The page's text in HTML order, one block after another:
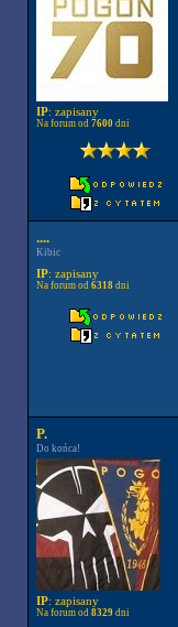
IP: zapisany
Na forum od 7600dni
....
Kibic
IP: zapisany
Na forum od 6318dni
P.
Do końca!
IP: zapisany
Na forum od 8329dni